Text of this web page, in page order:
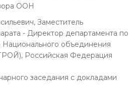
ООН
Заместитель
- Директор департамента по
объединения
Российская Федерация
заседания с докладами